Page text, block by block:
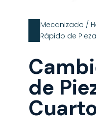
Mecanizado /
Rápido de
de